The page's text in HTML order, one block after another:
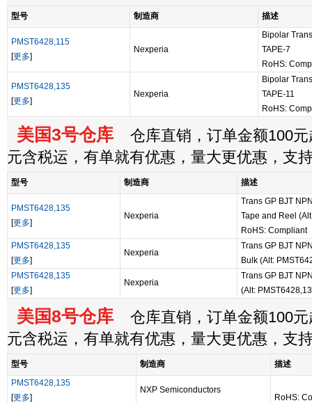
型号 制造商 描述
PMST6428,115
[更多]
Nexperia
Bipolar
TAPE-7
RoHS:
PMST6428,135
[更多]
Nexperia
Bipolar
TAPE-11
RoHS:
美国3号仓库 仓库直销，订单金额100元
元含税运，有单就有优惠，量大更优惠，支
型号 制造商 描述
PMST6428,135
[更多]
Nexperia
Trans GP BJT
Tape and Reel
RoHS: Compliant
PMST6428,135
[更多]
Nexperia
Trans GP BJT
Bulk (Alt:
PMST6428,135
[更多]
Nexperia
Trans GP BJT
(Alt:
美国8号仓库 仓库直销，订单金额100元
元含税运，有单就有优惠，量大更优惠，支
型号 制造商
描述
PMST6428,135
[更多]
NXP Semiconductors
RoHS: